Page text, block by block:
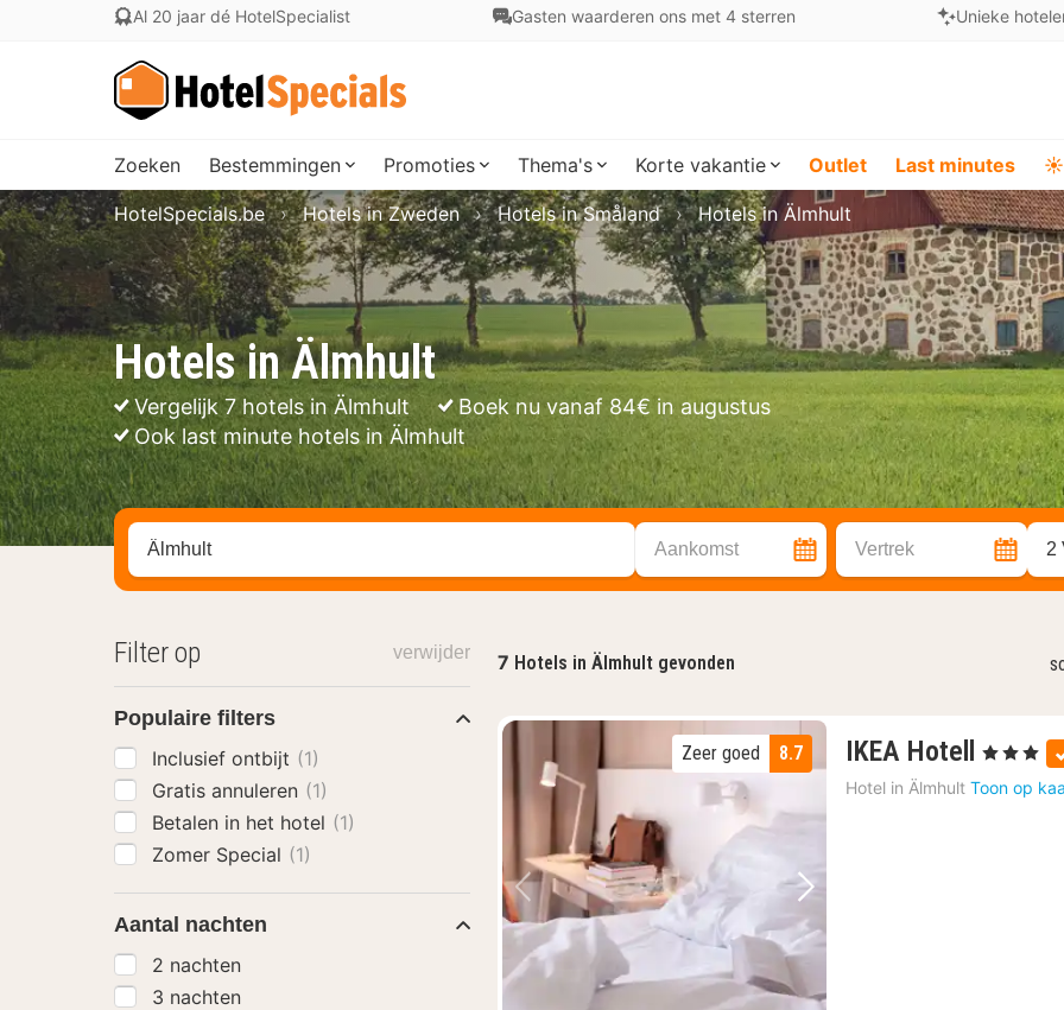
Al 20 jaar dé HotelSpecialist Gasten waarderen ons met 4 sterren Unieke
Zoeken Bestemmingen Promoties Thema's Korte vakantie Outlet Last minutes ☀️
Hotels in Älmhult
Vergelijk 7 hotels in Älmhult
Boek nu vanaf 84€ in augustus
Ook last minute hotels in Älmhult
HotelSpecials.be Hotels in Zweden Hotels in Småland Hotels in Älmhult
Zoek op hotel, regio of stad Aankomst Vertrek 2
7 Hotels in Älmhult gevonden
Vorige foto Volgende foto
8.7
Zeer goed IKEA Hotell
3
vanaf
, 3 Sterren
Hotel in Älmhult Toon op
Filter op verwijder
Populaire filters
Inclusief ontbijt (1)
Gratis annuleren (1)
Betalen in het hotel (1)
Zomer Special (1)
Aantal nachten
2 nachten
3 nachten